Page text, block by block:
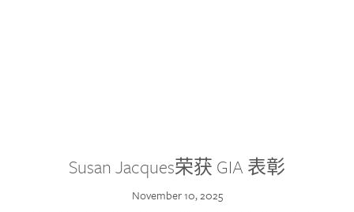
Susan Jacques荣获 GIA 表彰
November 10, 2025